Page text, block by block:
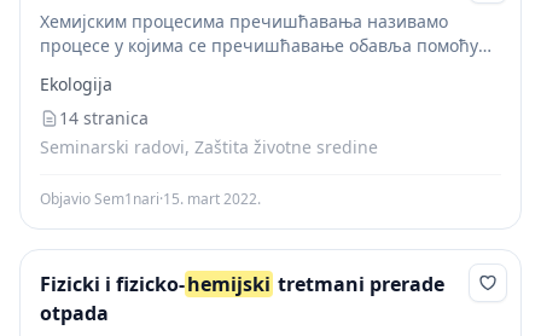
Хемијским процесима пречишћавања називамо
процесе у којима се пречишћавање обавља помоћу
физичко-хемијских феномена. По правилу то су
адитивни процеси: уносе се хемикалије у воду да...
Ekologija
14 stranica
Seminarski radovi, Zaštita životne sredine
Objavio Sem1nari·15. mart 2022.
Fizicki i fizicko-hemijski tretmani prerade
otpada